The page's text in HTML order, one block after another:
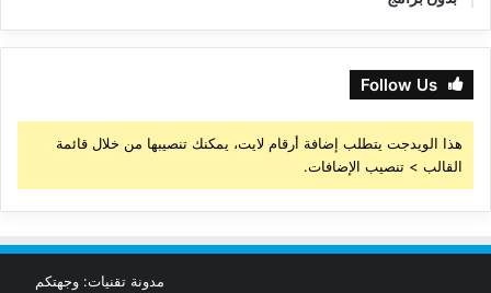
Follow Us
هذا الويدجت يتطلب إضافة أرقام لايت، يمكنك تنصيبها من خلال قائمة
القالب > تنصيب الإضافات.
مدونة تقنيات: وجهتكم